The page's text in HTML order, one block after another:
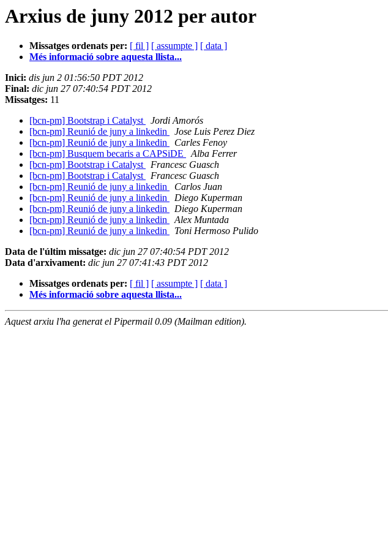
Arxius de juny 2012 per autor
Missatges ordenats per: [ fil ] [ assumpte ] [ data ]
Més informació sobre aquesta llista...
Inici: dis jun 2 01:56:50 PDT 2012
Final: dic jun 27 07:40:54 PDT 2012
Missatges: 11
[bcn-pm] Bootstrap i Catalyst
Jordi Amorós
[bcn-pm] Reunió de juny a linkedin
Jose Luis Perez Diez
[bcn-pm] Reunió de juny a linkedin
Carles Fenoy
[bcn-pm] Busquem becaris a CAPSiDE
Alba Ferrer
[bcn-pm] Bootstrap i Catalyst
Francesc Guasch
[bcn-pm] Bootstrap i Catalyst
Francesc Guasch
[bcn-pm] Reunió de juny a linkedin
Carlos Juan
[bcn-pm] Reunió de juny a linkedin
Diego Kuperman
[bcn-pm] Reunió de juny a linkedin
Diego Kuperman
[bcn-pm] Reunió de juny a linkedin
Alex Muntada
[bcn-pm] Reunió de juny a linkedin
Toni Hermoso Pulido
Data de l'últim missatge: dic jun 27 07:40:54 PDT 2012
Data d'arxivament: dic jun 27 07:41:43 PDT 2012
Missatges ordenats per: [ fil ] [ assumpte ] [ data ]
Més informació sobre aquesta llista...
Aquest arxiu l'ha generat el Pipermail 0.09 (Mailman edition).